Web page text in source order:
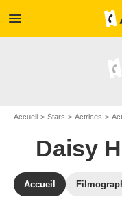
menu
Accueil Stars Actrices
Daisy
Accueil